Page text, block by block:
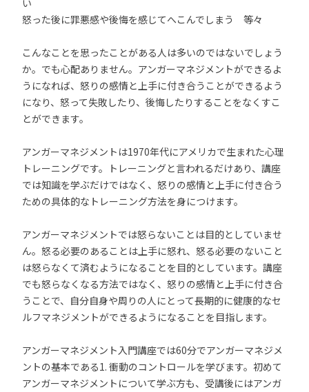
い
怒った後に罪悪感や後悔を感じてへこんでしまう 等々
こんなことを思ったことがある人は多いのではないでしょう
か。でも心配ありません。アンガーマネジメントができるよ
うになれば、怒りの感情と上手に付き合うことができるよう
になり、怒って失敗したり、後悔したりすることをなくすこ
とができます。
アンガーマネジメントは1970年代にアメリカで生まれた心理
トレーニングです。トレーニングと言われるだけあり、講座
では知識を学ぶだけではなく、怒りの感情と上手に付き合う
ための具体的なトレーニング方法を身につけます。
アンガーマネジメントでは怒らないことは目的としていませ
ん。怒る必要のあることは上手に怒れ、怒る必要のないこと
は怒らなくて済むようになることを目的としています。講座
でも怒らなくなる方法ではなく、怒りの感情と上手に付き合
うことで、自分自身や周りの人にとって長期的に健康的なセ
ルフマネジメントができるようになることを目指します。
アンガーマネジメント入門講座では60分でアンガーマネジメ
ントの基本である1. 衝動のコントロールを学びます。初めて
アンガーマネジメントについて学ぶ方も、受講後にはアンガ